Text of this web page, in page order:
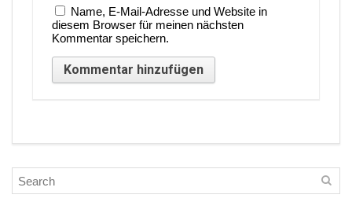
Name, E-Mail-Adresse und Website in
diesem Browser für meinen nächsten
Kommentar speichern.